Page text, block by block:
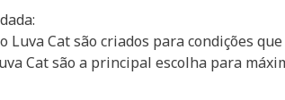
Luva Cat são criados para condições
Cat são a principal escolha para